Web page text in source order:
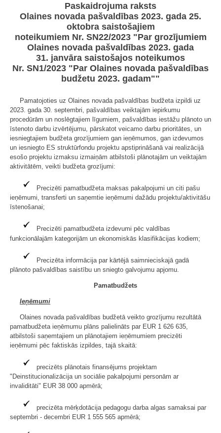
Paskaidrojuma raksts
Olaines novada pašvaldības 2023. gada 25.
oktobra saistošajiem
noteikumiem Nr. SN22/2023 "Par grozījumiem
Olaines novada pašvaldības 2023. gada
31. janvāra saistošajos noteikumos
Nr. SN1/2023 "Par Olaines novada pašvaldības
budžetu 2023. gadam""
Pamatojoties uz Olaines novada pašvaldības budžeta izpildi uz
2023. gada 30. septembri, pašvaldības veiktajām iepirkumu
procedūrām un noslēgtajiem līgumiem, pašvaldības iestāžu plānoto un
īstenoto darbu izvērtējumu, pārskatot veicamo darbu prioritātes, un
iesniegtajiem budžeta grozījumiem gan ieņēmumos, gan izdevumos
un iesniegto ES struktūrfondu projektu apstiprināšanā vai realizācijā
esošo projektu izmaksu izmaiņām atbilstoši plānotajām un veiktajām
aktivitātēm, veikti budžeta grozījumi:
Precizēti pamatbudžeta maksas pakalpojumi un citi pašu
ieņēmumi, transferti un saņemtie ieņēmumi dažādu projektu/aktivitāšu
īstenošanai;
Precizēti pamatbudžeta izdevumi pēc valdības
funkcionālajām kategorijām un ekonomiskās klasifikācijas kodiem;
Precizēta informācija par kārtējā saimnieciskajā gadā
plānoto pašvaldības saistību un sniegto galvojumu apjomu.
Pamatbudžets
Ieņēmumi
Olaines novada pašvaldības budžetā veikto grozījumu rezultātā
pamatbudžeta ieņēmumu plāns palielināts par EUR 1 626 635,
atbilstoši saņemtajiem un plānotajiem ieņēmumiem precizēti
ieņēmumi pēc faktiskās izpildes, tajā skaitā:
precizēts plānotais finansējums projektam
"Deinstitucionalizācija un sociālie pakalpojumi personām ar
invaliditāti" EUR 38 000 apmērā;
precizēta mērķdotācija pedagogu darba algas samaksai par
septembri - decembri EUR 1 555 565 apmērā;